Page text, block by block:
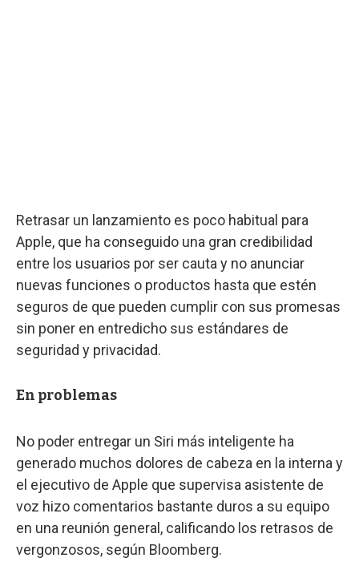
Retrasar un lanzamiento es poco habitual para
Apple, que ha conseguido una gran credibilidad
entre los usuarios por ser cauta y no anunciar
nuevas funciones o productos hasta que estén
seguros de que pueden cumplir con sus promesas
sin poner en entredicho sus estándares de
seguridad y privacidad.
En problemas
No poder entregar un Siri más inteligente ha
generado muchos dolores de cabeza en la interna y
el ejecutivo de Apple que supervisa asistente de
voz hizo comentarios bastante duros a su equipo
en una reunión general, calificando los retrasos de
vergonzosos, según Bloomberg.